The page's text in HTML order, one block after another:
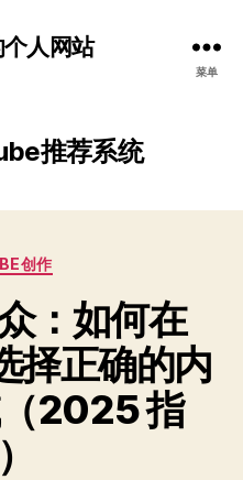
人网站
菜单
推荐系统
创作
：如何在
择正确的内
2025 指